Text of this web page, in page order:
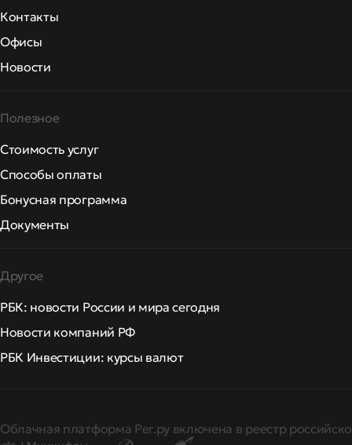
Контакты
Офисы
Новости
Полезное
Стоимость услуг
Способы оплаты
Бонусная программа
Документы
Другое
РБК: новости России и мира сегодня
Новости компаний РФ
РБК Инвестиции: курсы валют
Облачная платформа Рег.ру включена в реестр